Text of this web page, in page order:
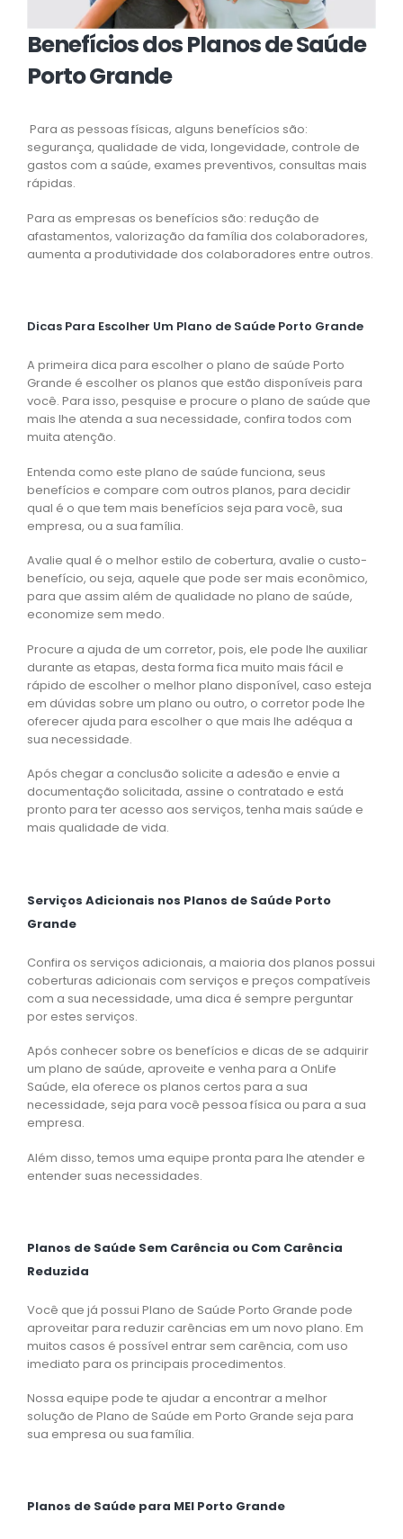
Benefícios dos Planos de Saúde
Porto Grande
Para as pessoas físicas, alguns benefícios são:
segurança, qualidade de vida, longevidade, controle de
gastos com a saúde, exames preventivos, consultas mais
rápidas.
Para as empresas os benefícios são: redução de
afastamentos, valorização da família dos colaboradores,
aumenta a produtividade dos colaboradores entre outros.
Dicas Para Escolher Um Plano de Saúde Porto Grande
A primeira dica para escolher o plano de saúde Porto
Grande é escolher os planos que estão disponíveis para
você. Para isso, pesquise e procure o plano de saúde que
mais lhe atenda a sua necessidade, confira todos com
muita atenção.
Entenda como este plano de saúde funciona, seus
benefícios e compare com outros planos, para decidir
qual é o que tem mais benefícios seja para você, sua
empresa, ou a sua família.
Avalie qual é o melhor estilo de cobertura, avalie o custo-
benefício, ou seja, aquele que pode ser mais econômico,
para que assim além de qualidade no plano de saúde,
economize sem medo.
Procure a ajuda de um corretor, pois, ele pode lhe auxiliar
durante as etapas, desta forma fica muito mais fácil e
rápido de escolher o melhor plano disponível, caso esteja
em dúvidas sobre um plano ou outro, o corretor pode lhe
oferecer ajuda para escolher o que mais lhe adéqua a
sua necessidade.
Após chegar a conclusão solicite a adesão e envie a
documentação solicitada, assine o contratado e está
pronto para ter acesso aos serviços, tenha mais saúde e
mais qualidade de vida.
Serviços Adicionais nos Planos de Saúde Porto
Grande
Confira os serviços adicionais, a maioria dos planos possui
coberturas adicionais com serviços e preços compatíveis
com a sua necessidade, uma dica é sempre perguntar
por estes serviços.
Após conhecer sobre os benefícios e dicas de se adquirir
um plano de saúde, aproveite e venha para a OnLife
Saúde, ela oferece os planos certos para a sua
necessidade, seja para você pessoa física ou para a sua
empresa.
Além disso, temos uma equipe pronta para lhe atender e
entender suas necessidades.
Planos de Saúde Sem Carência ou Com Carência
Reduzida
Você que já possui Plano de Saúde Porto Grande pode
aproveitar para reduzir carências em um novo plano. Em
muitos casos é possível entrar sem carência, com uso
imediato para os principais procedimentos.
Nossa equipe pode te ajudar a encontrar a melhor
solução de Plano de Saúde em Porto Grande seja para
sua empresa ou sua família.
Planos de Saúde para MEI Porto Grande